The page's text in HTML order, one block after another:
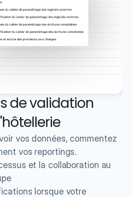
de validation
et la collaboration au
vos données, commentez
vos reportings.
lorsque votre